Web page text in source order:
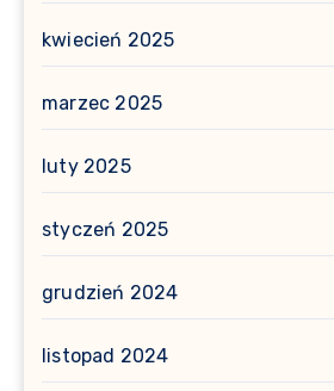
kwiecień 2025
marzec 2025
luty 2025
styczeń 2025
grudzień 2024
listopad 2024